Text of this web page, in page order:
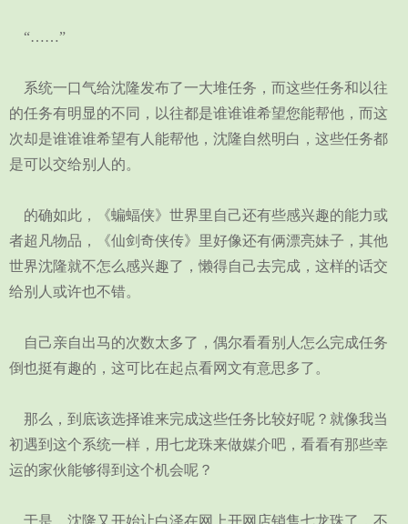
“……”
系统一口气给沈隆发布了一大堆任务，而这些任务和以往
的任务有明显的不同，以往都是谁谁谁希望您能帮他，而这
次却是谁谁谁希望有人能帮他，沈隆自然明白，这些任务都
是可以交给别人的。
的确如此，《蝙蝠侠》世界里自己还有些感兴趣的能力或
者超凡物品，《仙剑奇侠传》里好像还有俩漂亮妹子，其他
世界沈隆就不怎么感兴趣了，懒得自己去完成，这样的话交
给别人或许也不错。
自己亲自出马的次数太多了，偶尔看看别人怎么完成任务
倒也挺有趣的，这可比在起点看网文有意思多了。
那么，到底该选择谁来完成这些任务比较好呢？就像我当
初遇到这个系统一样，用七龙珠来做媒介吧，看看有那些幸
运的家伙能够得到这个机会呢？
于是，沈隆又开始让白泽在网上开网店销售七龙珠了，不